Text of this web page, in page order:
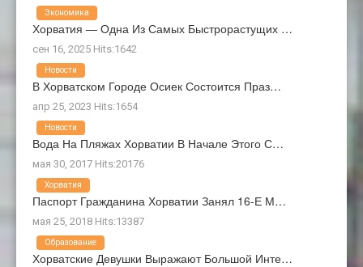
Хорватия — Одна Из Самых Быстрорастущих …
сен 16, 2025 Hits:1642
Экономика
В Хорватском Городе Осиек Состоится Праз…
апр 25, 2023 Hits:1654
Новости
Вода На Пляжах Хорватии В Начале Этого С…
мая 30, 2017 Hits:20176
Новости
Паспорт Гражданина Хорватии Занял 16-Е М…
мая 25, 2018 Hits:13387
Хорватия
Хорватские Девушки Выражают Большой Инте…
Образование